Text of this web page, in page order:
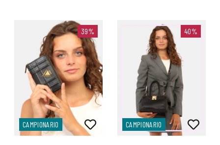
39%
CAMPIONARIO
40%
CAMPIONARIO